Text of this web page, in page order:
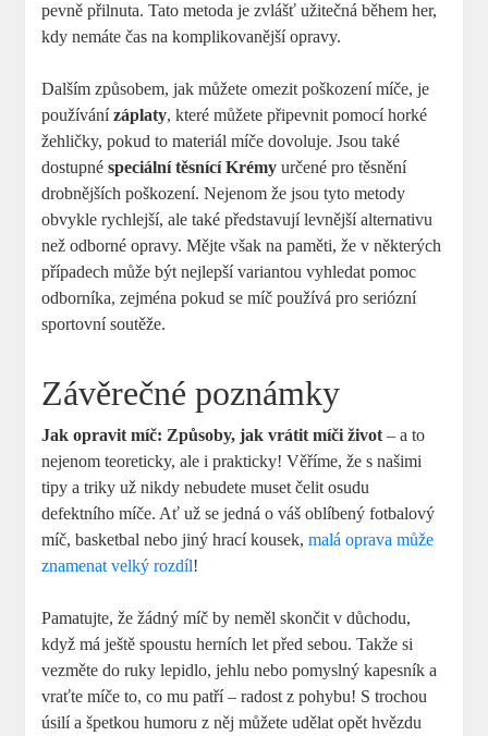
pevně přilnuta. Tato metoda je zvlášť užitečná během her,
kdy nemáte čas na komplikovanější opravy.
Dalším způsobem, jak můžete omezit poškození míče, je
používánízáplaty, které můžete připevnit pomocí horké
žehličky, pokud to materiál míče dovoluje. Jsou také
dostupnéspeciální těsnící Krémy určené pro těsnění
drobnějších poškození. Nejenom že jsou tyto metody
obvykle rychlejší, ale také představují levnější alternativu
než odborné opravy. Mějte však na paměti, že v některých
případech může být nejlepší variantou vyhledat pomoc
odborníka, zejména pokud se míč používá pro seriózní
sportovní soutěže.
Závěrečné poznámky
Jak opravit míč: Způsoby, jak vrátit míči život – a to
nejenom teoreticky, ale i prakticky! Věříme, že s našimi
tipy a triky už nikdy nebudete muset čelit osudu
defektního míče. Ať už se jedná o váš oblíbený fotbalový
míč, basketbal nebo jiný hrací kousek,malá oprava může
znamenat velký rozdíl!
Pamatujte, že žádný míč by neměl skončit v důchodu,
když má ještě spoustu herních let před sebou. Takže si
vezměte do ruky lepidlo, jehlu nebo pomyslný kapesník a
vraťte míče to, co mu patří – radost z pohybu! S trochou
úsilí a špetkou humoru z něj můžete udělat opět hvězdu